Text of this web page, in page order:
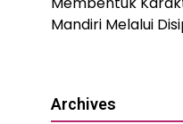
Mandiri Melalui
Archives